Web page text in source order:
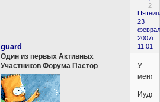
2
23
2007г.
11:01
guard
Один из первых Активных
Участников Форума Пастор
У
меня: